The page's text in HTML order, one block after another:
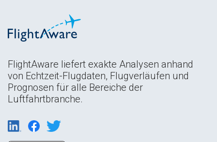
FlightAware liefert exakte Analysen anhand
von Echtzeit-Flugdaten, Flugverläufen und
Prognosen für alle Bereiche der
Luftfahrtbranche.